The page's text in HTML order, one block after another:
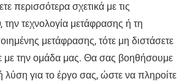
περισσότερα σχετικά με τις
την τεχνολογία μετάφρασης ή τη
μετάφρασης, τότε μη διστάσετε
με την ομάδα μας. Θα σας βοηθήσουμε
λύση για το έργο σας, ώστε να πληροίτε